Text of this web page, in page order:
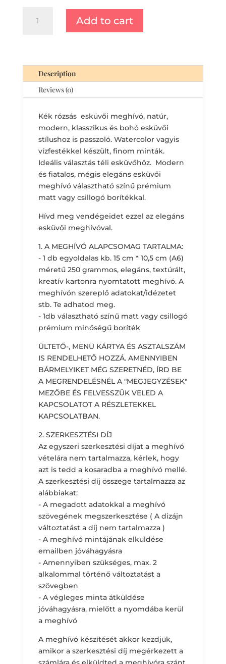
rózsás
Pastel
Rose,
Watercolor
Klasszikus
meghívó
esküvői
quantity
Add to cart
Description
Reviews (0)
Kék rózsás esküvői meghívó, natúr,
modern, klasszikus és bohó esküvői
stílushoz is passzoló. Watercolor vagyis
vízfestékkel készült, finom minták.
Ideális választás téli esküvőhöz. Modern
és fiatalos, mégis elegáns esküvői
meghívó választható színű prémium
matt vagy csillogó borítékkal.
Hívd meg vendégeidet ezzel az elegáns
esküvői meghívóval.
1. A MEGHÍVÓ ALAPCSOMAG TARTALMA:
- 1 db egyoldalas kb. 15 cm * 10,5 cm (A6)
méretű 250 grammos, elegáns, textúrált,
kreatív kartonra nyomtatott meghívó. A
meghívón szereplő adatokat/idézetet
stb. Te adhatod meg.
- 1db választható színű matt vagy csillogó
prémium minőségű boríték
ÜLTETŐ-, MENÜ KÁRTYA ÉS ASZTALSZÁM
IS RENDELHETŐ HOZZÁ. AMENNYIBEN
BÁRMELYIKET MÉG SZERETNÉD, ÍRD BE
A MEGRENDELÉSNÉL A "MEGJEGYZÉSEK"
MEZŐBE ÉS FELVESSZÜK VELED A
KAPCSOLATOT A RÉSZLETEKKEL
KAPCSOLATBAN.
2. SZERKESZTÉSI DÍJ
Az egyszeri szerkesztési díjat a meghívó
vételára nem tartalmazza, kérlek, hogy
azt is tedd a kosaradba a meghívó mellé.
A szerkesztési díj összege tartalmazza az
alábbiakat:
- A megadott adatokkal a meghívó
szövegének megszerkesztése ( A dizájn
változtatást a díj nem tartalmazza )
- A meghívó mintájának elküldése
emailben jóváhagyásra
- Amennyiben szükséges, max. 2
alkalommal történő változtatást a
szövegben
- A végleges minta átküldése
jóváhagyásra, mielőtt a nyomdába kerül
a meghívó
A meghívó készítését akkor kezdjük,
amikor a szerkesztési díj megérkezett a